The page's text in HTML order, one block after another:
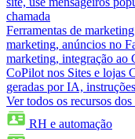
chamada
Ferramentas de
marketing, anúncios no
marketing, integração ao
CoPilot nos Sites e lojas
geradas por IA,
Ver todos os recursos
RH e automação